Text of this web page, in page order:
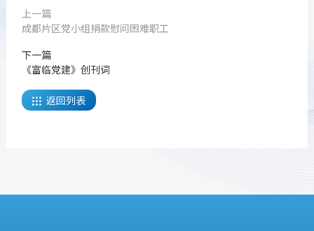
上一篇
成都片区党小组捐款慰问困难职工
下一篇
《富临党建》创刊词
 返回列表